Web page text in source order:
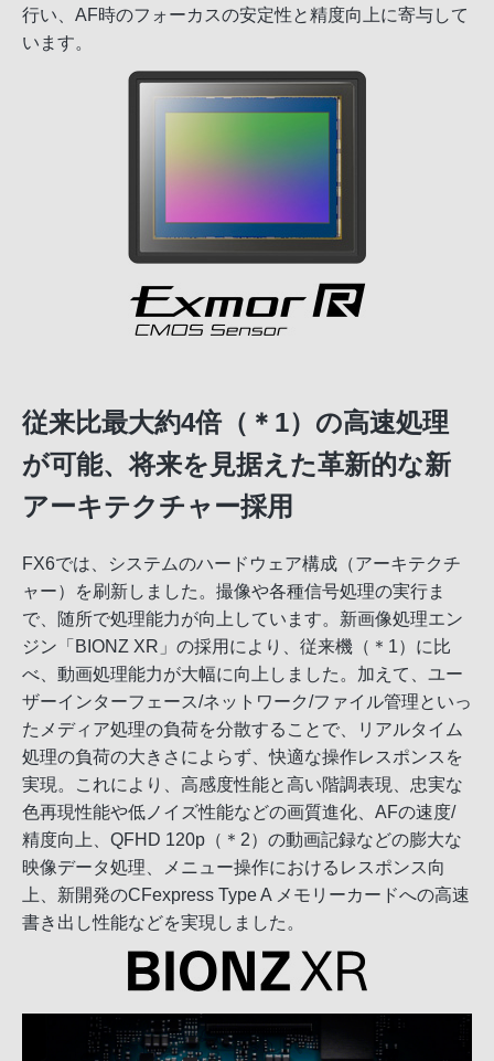
行い、AF時のフォーカスの安定性と精度向上に寄与して
います。
従来比最大約4倍（＊1）の高速処理
が可能、将来を見据えた革新的な新
アーキテクチャー採用
FX6では、システムのハードウェア構成（アーキテクチ
ャー）を刷新しました。撮像や各種信号処理の実行ま
で、随所で処理能力が向上しています。新画像処理エン
ジン「BIONZ XR」の採用により、従来機（＊1）に比
べ、動画処理能力が大幅に向上しました。加えて、ユー
ザーインターフェース/ネットワーク/ファイル管理といっ
たメディア処理の負荷を分散することで、リアルタイム
処理の負荷の大きさによらず、快適な操作レスポンスを
実現。これにより、高感度性能と高い階調表現、忠実な
色再現性能や低ノイズ性能などの画質進化、AFの速度/
精度向上、QFHD 120p（＊2）の動画記録などの膨大な
映像データ処理、メニュー操作におけるレスポンス向
上、新開発のCFexpress Type A メモリーカードへの高速
書き出し性能などを実現しました。